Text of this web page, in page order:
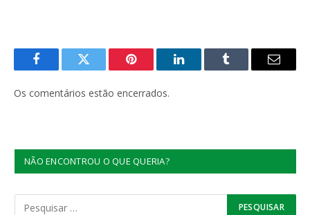
FacebookTwitter Pinterest LinkedInTumblr
E-
Os comentários estão encerrados.
NÃO ENCONTROU O QUE QUERIA?